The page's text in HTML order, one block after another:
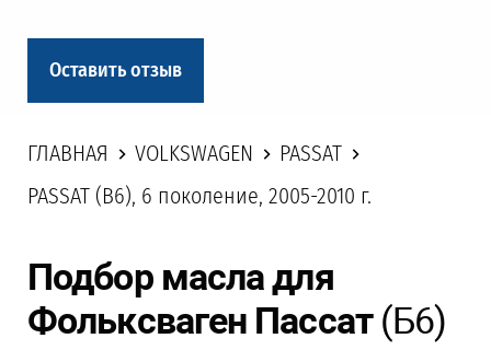
Оставить отзыв
ГЛАВНАЯ VOLKSWAGEN
PASSAT
PASSAT (B6), 6 поколение, 2005-2010 г.
Подбор масла для
Фольксваген Пассат(Б6)